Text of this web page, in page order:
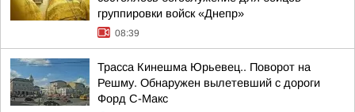
группировки войск «Днепр»
08:39
Трасса Кинешма Юрьевец.. Поворот на
Решму. Обнаружен вылетевший с дороги
Форд С-Макс